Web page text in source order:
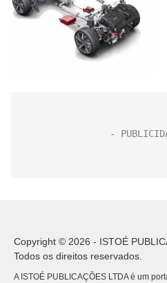
Copyright © 2026 - ISTOÉ
Todos os direitos reservados.
A ISTOÉ PUBLICAÇÕES LTDA é um